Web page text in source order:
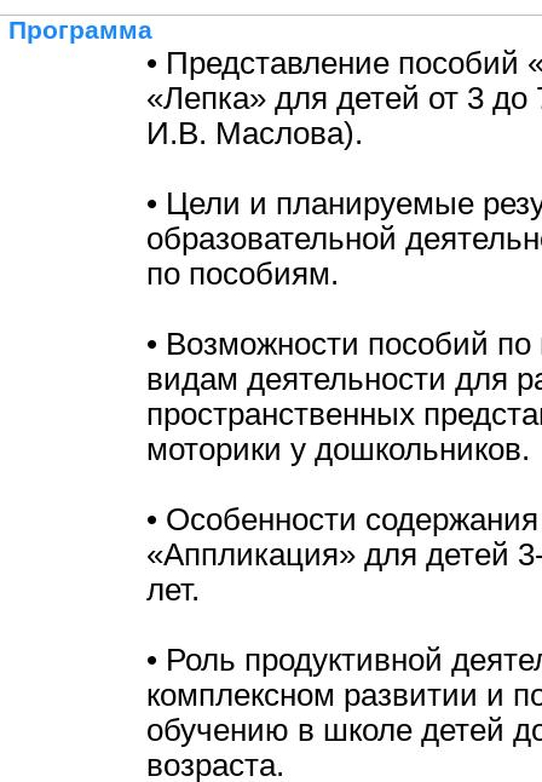
Программа
• Представление пособий
«Лепка» для детей от 3 до
И.В. Маслова).
• Цели и планируемые
образовательной
по пособиям.
• Возможности пособий
видам деятельности для
пространственных
моторики у дошкольников.
• Особенности
«Аппликация» для детей
лет.
• Роль продуктивной
комплексном развитии и
обучению в школе детей
возраста.